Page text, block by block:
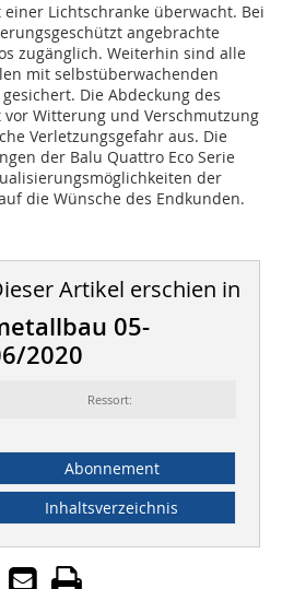
Lichtschranke überwacht. Bei
angebrachte
zugänglich. Weiterhin sind alle
mit selbstüberwachenden
Die Abdeckung des
Witterung und Verschmutzung
Verletzungsgefahr aus. Die
der Balu Quattro Eco Serie
der
die Wünsche des Endkunden.
Artikel erschien in
05-
2020
Ressort:
Abonnement
Inhaltsverzeichnis